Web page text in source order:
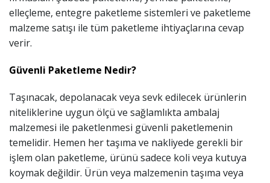
elleçleme, entegre paketleme sistemleri ve paketleme
malzeme satışı ile tüm paketleme ihtiyaçlarına cevap
verir.
Güvenli Paketleme Nedir?
Taşınacak, depolanacak veya sevk edilecek ürünlerin
niteliklerine uygun ölçü ve sağlamlıkta ambalaj
malzemesi ile paketlenmesi güvenli paketlemenin
temelidir. Hemen her taşıma ve nakliyede gerekli bir
işlem olan paketleme, ürünü sadece koli veya kutuya
koymak değildir. Ürün veya malzemenin taşıma veya